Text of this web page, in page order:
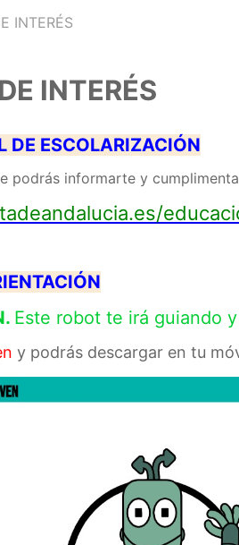
INTERÉS
INTERÉS
DE ESCOLARIZACIÓN
podrás informarte y
Este robot te irá guiando
y podrás descargar en tu